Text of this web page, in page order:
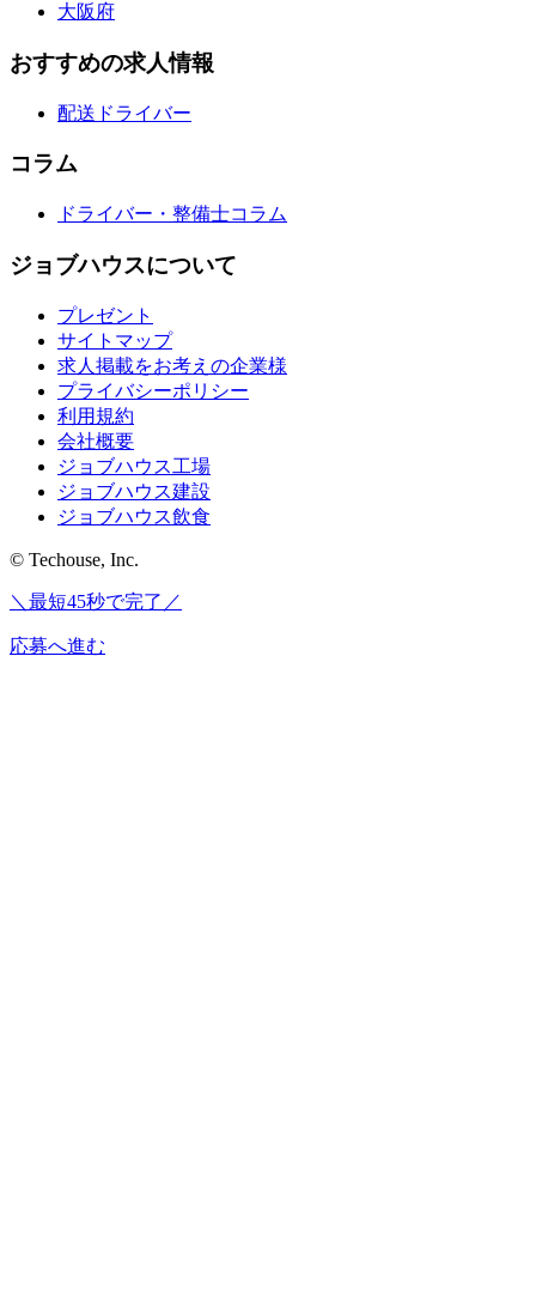
大阪府
おすすめの求人情報
配送ドライバー
コラム
ドライバー・整備士コラム
ジョブハウスについて
プレゼント
サイトマップ
求人掲載をお考えの企業様
プライバシーポリシー
利用規約
会社概要
ジョブハウス工場
ジョブハウス建設
ジョブハウス飲食
© Techouse, Inc.
＼最短45秒で完了／
応募へ進む